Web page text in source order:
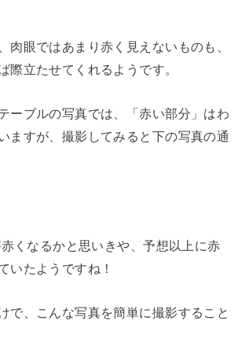
肉眼ではあまり赤く見えないものも、
際立たせてくれるようです。
ーブルの写真では、「赤い部分」はわ
ますが、撮影してみると下の写真の通
赤くなるかと思いきや、予想以上に赤
いたようですね！
で、こんな写真を簡単に撮影すること